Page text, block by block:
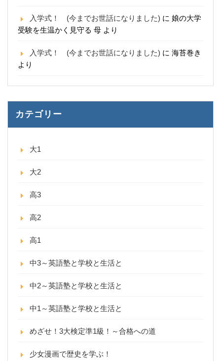
入学式！ (今までお世話になりました) に 娘の大学
受験を生温かく見守る 母 より
入学式！ (今までお世話になりました) に 海苔巻き
より
カテゴリー
大1
大2
高3
高2
高1
中3～英語塾と学校と生活と
中2～英語塾と学校と生活と
中1～英語塾と学校と生活と
めざせ！3大検定準1級！～合格への道
少女漫画で歴史を学ぶ！